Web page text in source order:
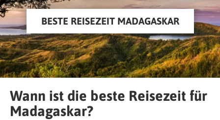
BESTE REISEZEIT MADAGASKAR
Wann ist die beste Reisezeit für
Madagaskar?